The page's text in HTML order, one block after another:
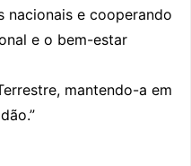
nacionais e cooperando
e o bem-estar
mantendo-a em